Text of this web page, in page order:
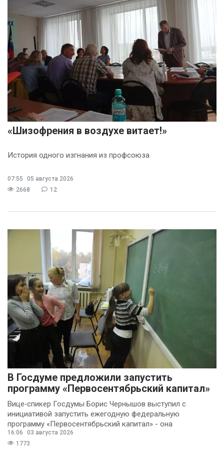
«Шизофрения в воздухе витает!»
История одного изгнания из профсоюза
07:55
05 августа 2026
2668
12
В Госдуме предложили запустить
программу «Первосентябрьский капитал»
Вице‑спикер Госдумы Борис Чернышов выступил с
инициативой запустить ежегодную федеральную
программу «Первосентябрьский капитал» - она
предполагает
16:06
03 августа 2026
1773